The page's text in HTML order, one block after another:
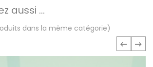
aussi ...
dans la même catégorie)
‹ ›